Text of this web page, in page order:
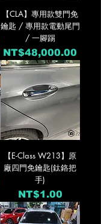
【CLA】專用款雙門免
鑰匙 / 專用款電動尾門
/ 一腳踢
價格
NT$48,000.00
【E-Class W213】原
廠四門免鑰匙(鈦鉻把
手)
價格
NT$1.00